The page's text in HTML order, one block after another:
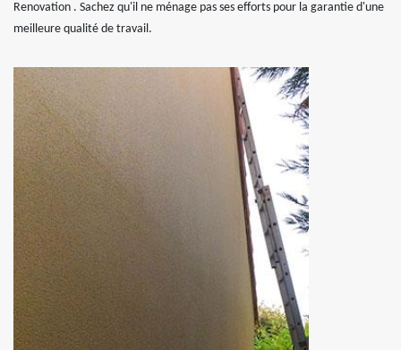
Renovation . Sachez qu'il ne ménage pas ses efforts pour la garantie d'une
meilleure qualité de travail.